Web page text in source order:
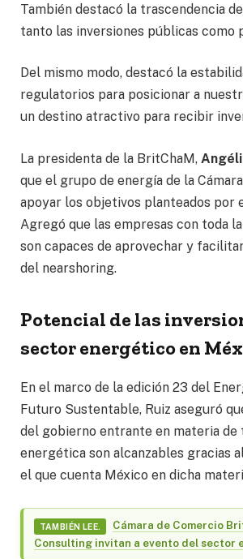
También destacó la trascendencia
tanto las inversiones públicas como
Del mismo modo, destacó la
regulatorios para posicionar a
un destino atractivo para recibir
La presidenta de la BritChaM,
que el grupo de energía de la
apoyar los objetivos planteados por
Agregó que las empresas con toda
son capaces de aprovechar y
del nearshoring.
Potencial de las
sector energético en
En el marco de la edición 23 del
Futuro Sustentable, Ruiz aseguró
del gobierno entrante en materia de
energética son alcanzables gracias
el que cuenta México en dicha
TAMBIÉN LEE.
Cámara de Comercio
Consulting invitan a evento del sector